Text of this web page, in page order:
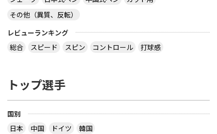
その他（異質、反転）
レビューランキング
総合
スピード スピン コントロール 打球感
トップ選手
国別
日本
中国 ドイツ
韓国